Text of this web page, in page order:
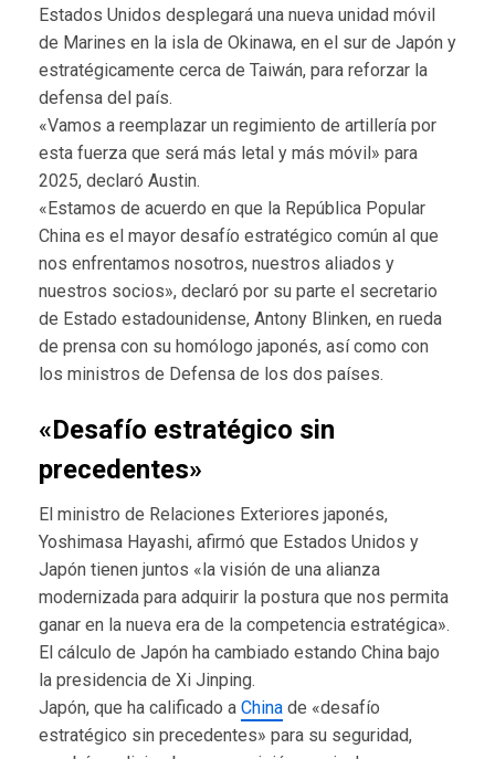
Estados Unidos desplegará una nueva unidad móvil
de Marines en la isla de Okinawa, en el sur de Japón y
estratégicamente cerca de Taiwán, para reforzar la
defensa del país.
«Vamos a reemplazar un regimiento de artillería por
esta fuerza que será más letal y más móvil» para
2025, declaró Austin.
«Estamos de acuerdo en que la República Popular
China es el mayor desafío estratégico común al que
nos enfrentamos nosotros, nuestros aliados y
nuestros socios», declaró por su parte el secretario
de Estado estadounidense, Antony Blinken, en rueda
de prensa con su homólogo japonés, así como con
los ministros de Defensa de los dos países.
«Desafío estratégico sin
precedentes»
El ministro de Relaciones Exteriores japonés,
Yoshimasa Hayashi, afirmó que Estados Unidos y
Japón tienen juntos «la visión de una alianza
modernizada para adquirir la postura que nos permita
ganar en la nueva era de la competencia estratégica».
El cálculo de Japón ha cambiado estando China bajo
la presidencia de Xi Jinping.
Japón, que ha calificado a China de «desafío
estratégico sin precedentes» para su seguridad,